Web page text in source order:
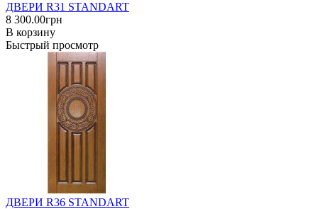
ДВЕРИ R31 STANDART
8 300.00грн
В корзину
Быстрый просмотр
ДВЕРИ R36 STANDART